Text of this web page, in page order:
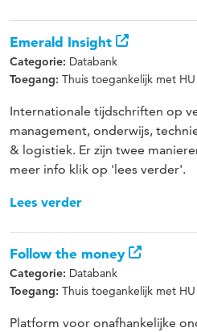
Emerald Insight
Categorie: Databank
Toegang: Thuis toegankelijk met
Internationale tijdschriften op
management, onderwijs,
& logistiek. Er zijn twee
meer info klik op 'lees verder'.
Lees verder
Follow the money
Categorie: Databank
Toegang: Thuis toegankelijk met
Platform voor onafhankelijke